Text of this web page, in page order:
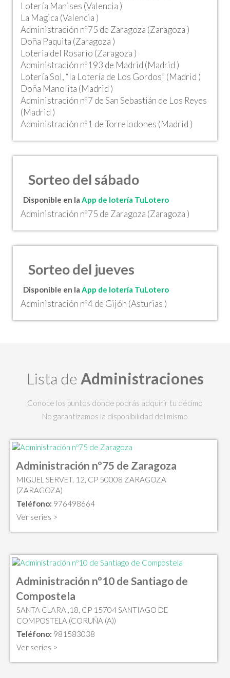
Lotería Manises (Valencia )
La Magica (Valencia )
Administración nº75 de Zaragoza (Zaragoza )
Doña Paquita (Zaragoza )
Loteria del Rosario (Zaragoza )
Administración nº193 de Madrid (Madrid )
Lotería Sol, “la Lotería de Los Gordos” (Madrid )
Doña Manolita (Madrid )
Administración nº7 de San Sebastián de Los Reyes
(Madrid )
Administración nº1 de Torrelodones (Madrid )
Sorteo del sábado
Disponible en la App de lotería TuLotero
Administración nº75 de Zaragoza (Zaragoza )
Sorteo del jueves
Disponible en la App de lotería TuLotero
Administración nº4 de Gijón (Asturias )
Lista de Administraciones
Conoce los puntos donde podrás adquirir tu décimo
No garantizamos la disponibilidad del mismo
Administración nº75 de Zaragoza
MIGUEL SERVET, 12, CP 50008 ZARAGOZA
(ZARAGOZA)
Teléfono: 976498664
Ver series >
Administración nº10 de Santiago de
Compostela
SANTA CLARA ,18, CP 15704 SANTIAGO DE
COMPOSTELA (CORUÑA (A))
Teléfono: 981583038
Ver series >